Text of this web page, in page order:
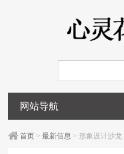
网站导航
首页 >最新信息 > 形象设计沙龙